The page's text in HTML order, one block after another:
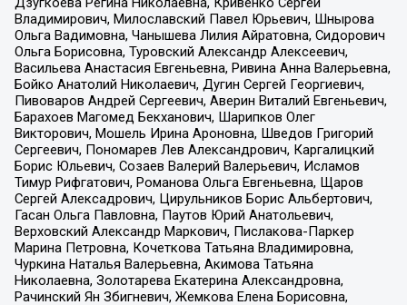
Владимирович, Милославский Павел Юрьевич, Шнырова
Ольга Вадимовна, Чанышева Лилия Айратовна, Сидорович
Ольга Борисовна, Туровский Александр Алексеевич,
Васильева Анастасия Евгеньевна, Ривина Анна Валерьевна,
Бойко Анатолий Николаевич, Дугин Сергей Георгиевич,
Пивоваров Андрей Сергеевич, Аверин Виталий Евгеньевич,
Барахоев Магомед Бекханович, Шарипков Олег
Викторович, Мошель Ирина Ароновна, Шведов Григорий
Сергеевич, Пономарев Лев Александрович, Каргалицкий
Борис Юльевич, Созаев Валерий Валерьевич, Исламов
Тимур Рифгатович, Романова Ольга Евгеньевна, Щаров
Сергей Алексадрович, Цирульников Борис Альбертович,
Гасан Ольга Павловна, Паутов Юрий Анатольевич,
Верховский Александр Маркович, Пислакова-Паркер
Марина Петровна, Кочеткова Татьяна Владимировна,
Чуркина Наталья Валерьевна, Акимова Татьяна
Николаевна, Золотарева Екатерина Александровна,
Рачинский Ян Збигневич, Жемкова Елена Борисовна,